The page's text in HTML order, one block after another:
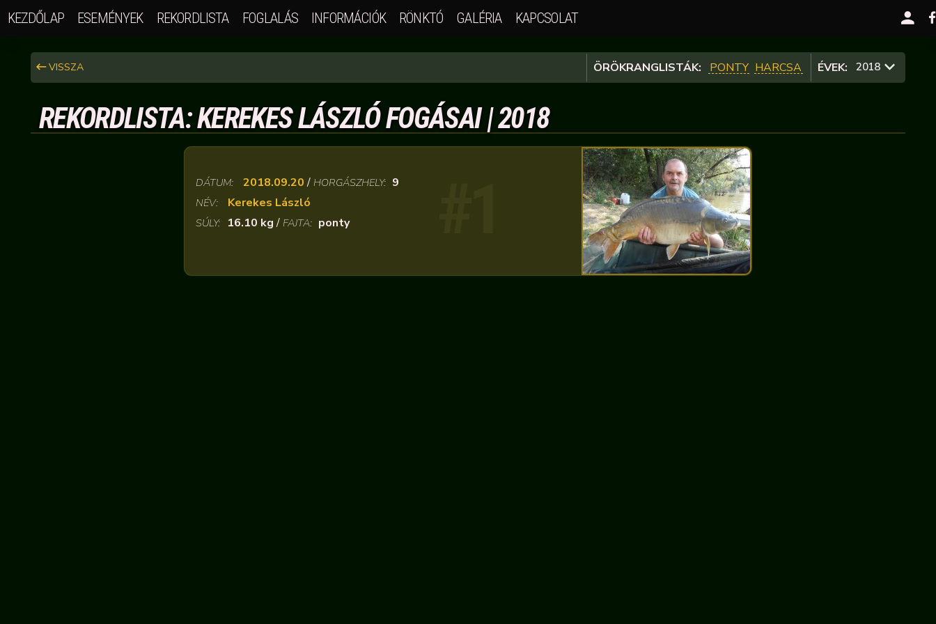
KEZDŐLAP ESEMÉNYEK REKORDLISTA FOGLALÁS INFORMÁCIÓK RÖNKTÓ GALÉRIA KAPCSOLAT
VISSZA ÖRÖKRANGLISTÁK: PONTY HARCSA ÉVEK: 2018
REKORDLISTA: KEREKES LÁSZLÓ FOGÁSAI | 2018
DÁTUM: 2018.09.20/ HORGÁSZHELY: 9
NÉV: Kerekes László
SÚLY: 16.10 kg/ FAJTA: ponty